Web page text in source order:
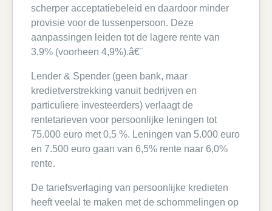
scherper acceptatiebeleid en daardoor minder
provisie voor de tussenpersoon. Deze
aanpassingen leiden tot de lagere rente van
3,9% (voorheen 4,9%).â€¨
Lender & Spender (geen bank, maar
kredietverstrekking vanuit bedrijven en
particuliere investeerders) verlaagt de
rentetarieven voor persoonlijke leningen tot
75.000 euro met 0,5 %. Leningen van 5.000 euro
en 7.500 euro gaan van 6,5% rente naar 6,0%
rente.
De tariefsverlaging van persoonlijke kredieten
heeft veelal te maken met de schommelingen op